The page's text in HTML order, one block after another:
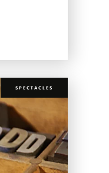
SPECTACLES